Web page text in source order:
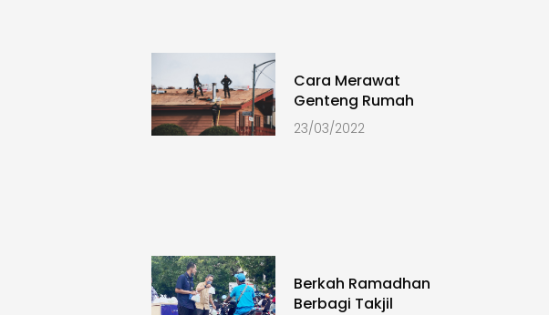
Cara Merawat
Genteng Rumah
23/03/2022
Berkah Ramadhan
Berbagi Takjil